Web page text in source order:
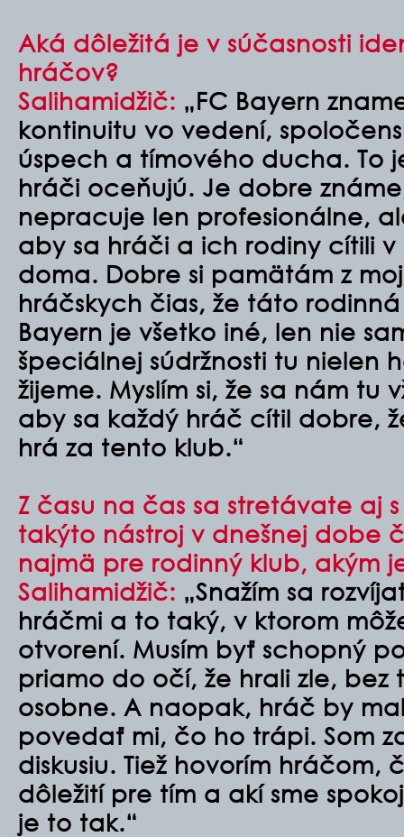
Aká dôležitá je v súčasnosti
hráčov?
Salihamidžič: „FC Bayern
kontinuitu vo vedení,
úspech a tímového ducha. To
hráči oceňujú. Je dobre
nepracuje len profesionálne,
aby sa hráči a ich rodiny cítili
doma. Dobre si pamätám z
hráčskych čias, že táto
Bayern je všetko iné, len nie
špeciálnej súdržnosti tu nielen
žijeme. Myslím si, že sa nám tu
aby sa každý hráč cítil dobre,
hrá za tento klub.“
Z času na čas sa stretávate aj
takýto nástroj v dnešnej dobe
najmä pre rodinný klub, akým
Salihamidžič: „Snažím sa
hráčmi a to taký, v ktorom
otvorení. Musím byť schopný
priamo do očí, že hrali zle,
osobne. A naopak, hráč by
povedať mi, čo ho trápi. Som
diskusiu. Tiež hovorím hráčom,
dôležití pre tím a akí sme
je to tak.“